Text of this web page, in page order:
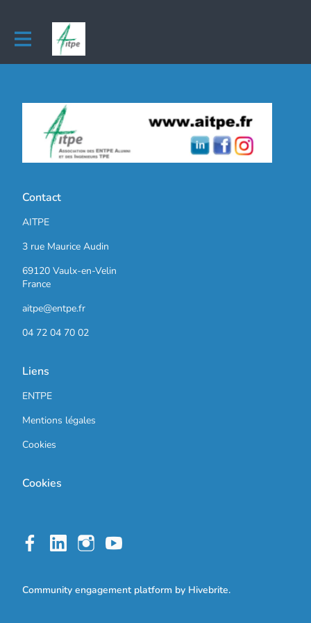
Contact
AITPE
3 rue Maurice Audin
69120 Vaulx-en-Velin
France
aitpe@entpe.fr
04 72 04 70 02
Liens
ENTPE
Mentions légales
Cookies
Cookies
Community engagement platform by Hivebrite.